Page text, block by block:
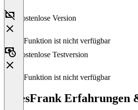
Kostenlose Version
Diese Funktion ist nicht verfügbar
Kostenlose Testversion
Diese Funktion ist nicht verfügbar
SalesFrank Erfahrungen